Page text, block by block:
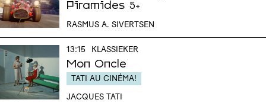
Piramides 5+
RASMUS A. SIVERTSEN
13:15 KLASSIEKER
Mon Oncle
TATI AU CINÉMA!
JACQUES TATI